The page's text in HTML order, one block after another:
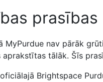
prasības
MyPurdue nav pārāk
tālāk. Šīs
Brightspace